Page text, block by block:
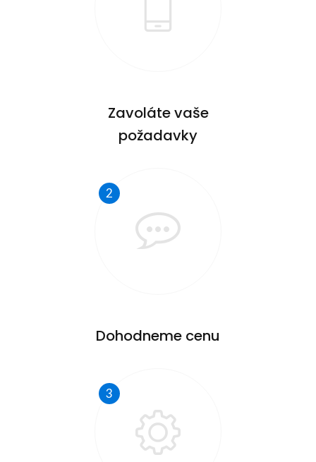
Zavoláte vaše
požadavky
2
Dohodneme cenu
3